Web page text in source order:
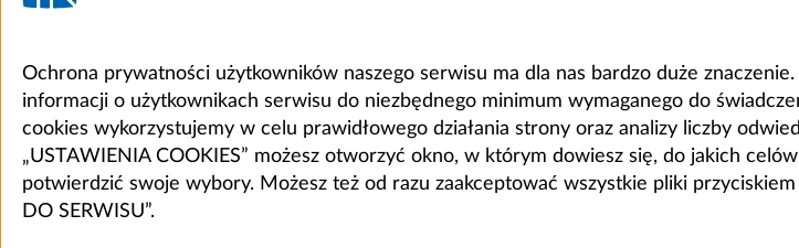
Ochrona prywatności użytkowników naszego serwisu ma dla nas bardzo duże
informacji o użytkownikach serwisu do niezbędnego minimum wymaganego do
cookies wykorzystujemy w celu prawidłowego działania strony oraz analizy liczby
„USTAWIENIA COOKIES” możesz otworzyć okno, w którym dowiesz się, do jakich
potwierdzić swoje wybory. Możesz też od razu zaakceptować wszystkie pliki przyciskiem
DO SERWISU”.